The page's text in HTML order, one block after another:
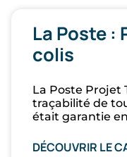
La Poste
colis​
La Poste Projet
traçabilité de
était garantie
DÉCOUVRIR LE